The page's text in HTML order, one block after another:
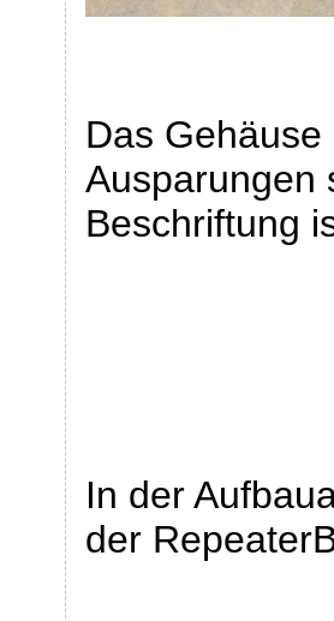
Das
Ausparungen
Beschriftung
In der
der